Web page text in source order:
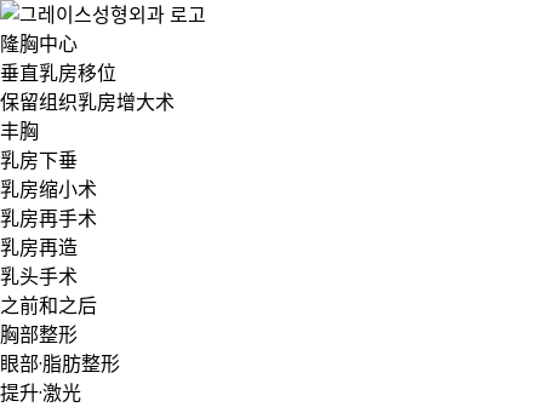
隆胸中心
垂直乳房移位
保留组织乳房增大术
丰胸
乳房下垂
乳房缩小术
乳房再手术
乳房再造
乳头手术
之前和之后
胸部整形
眼部·脂肪整形
提升·激光